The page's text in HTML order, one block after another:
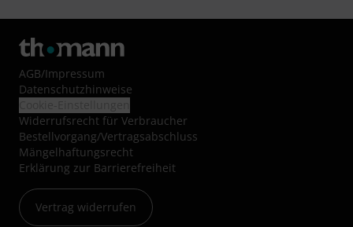
AGB/Impressum
Datenschutzhinweise
Widerrufsrecht für Verbraucher
Bestellvorgang/Vertragsabschluss
Mängelhaftungsrecht
Erklärung zur Barrierefreiheit
Vertrag widerrufen